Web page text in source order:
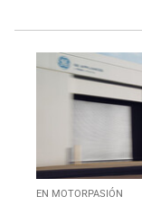
EN MOTORPASIÓN